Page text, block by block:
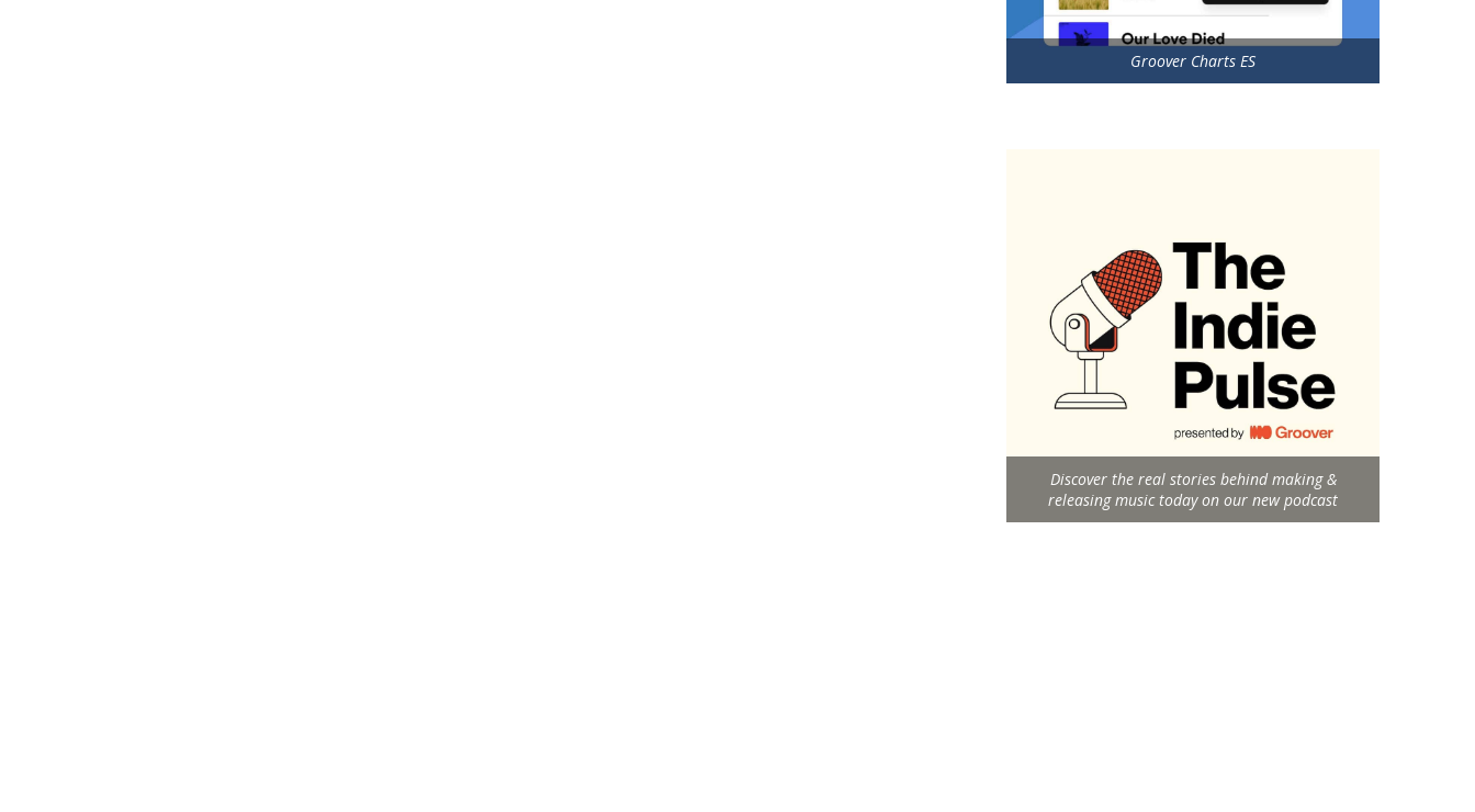
Groover Charts ES
Discover the real stories behind making &
releasing music today on our new podcast